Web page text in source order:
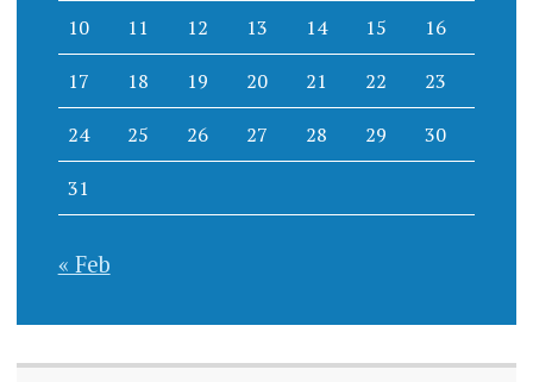
10 11 12 13 14 15 16
17 18 19 20 21 22 23
24 25 26 27 28 29 30
31
« Feb